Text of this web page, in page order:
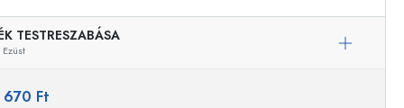
TESTRESZABÁSA
Ezüst
670 Ft